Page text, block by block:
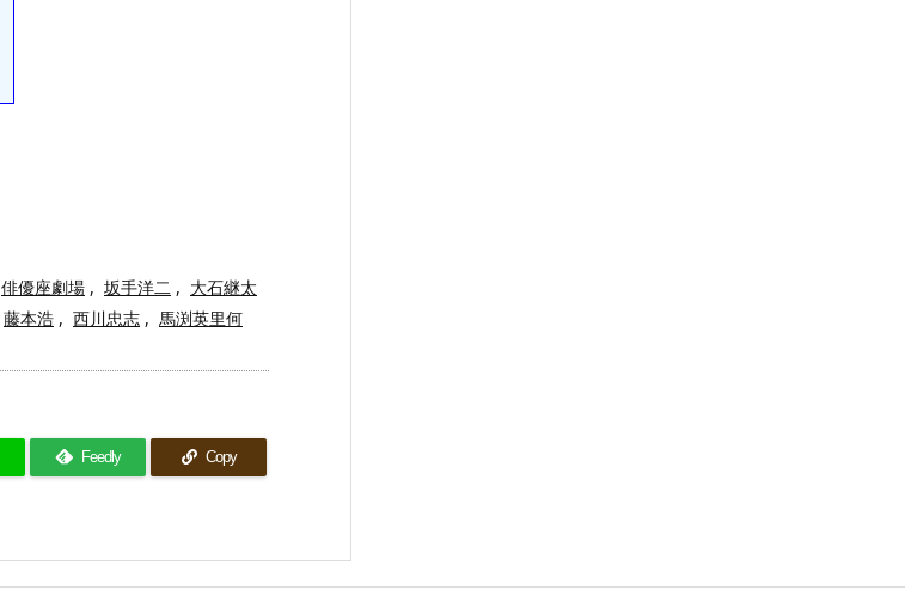
俳優座劇場 , 坂手洋二 , 大石継太
藤本浩 , 西川忠志 , 馬渕英里何
Feedly Copy